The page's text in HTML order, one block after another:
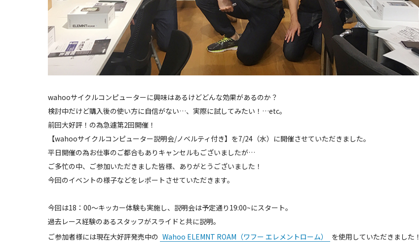
wahooサイクルコンピューターに興味はあるけどどんな効果があるのか？
検討中だけど購入後の使い方に自信がない…、実際に試してみたい！…etc。
前回大好評！の為急遽第2回開催！
【wahooサイクルコンピューター説明会/ノベルティ付き】を7/24（水）に開催させていただきました。
平日開催の為お仕事のご都合もありキャンセルもございましたが…
ご多忙の中、ご参加いただきました皆様、ありがとうございました！
今回のイベントの様子などをレポートさせていただきます。
今回は18：00～キッカー体験も実施し、説明会は予定通り19:00~にスタート。
過去レース経験のあるスタッフがスライドと共に説明。
ご参加者様には現在大好評発売中の Wahoo ELEMNT ROAM（ワフー エレメントローム） を使用していただきました！